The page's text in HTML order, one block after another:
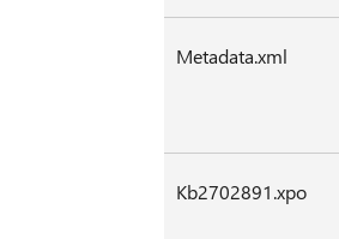
Metadata.xml
Kb2702891.xpo